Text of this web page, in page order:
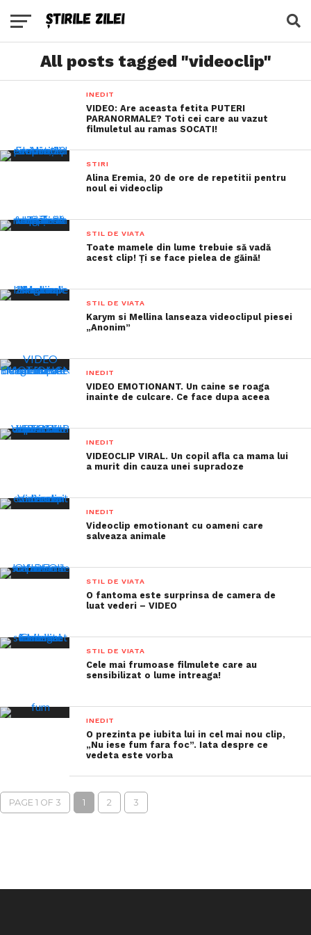
All posts tagged "videoclip"
INEDIT
VIDEO: Are aceasta fetita PUTERI
PARANORMALE? Toti cei care au vazut
filmuletul au ramas SOCATI!
STIRI
Alina Eremia, 20 de ore de repetitii pentru
noul ei videoclip
STIL DE VIATA
Toate mamele din lume trebuie să vadă
acest clip! Ți se face pielea de găină!
STIL DE VIATA
Karym si Mellina lanseaza videoclipul piesei
„Anonim”
INEDIT
VIDEO EMOTIONANT. Un caine se roaga
inainte de culcare. Ce face dupa aceea
INEDIT
VIDEOCLIP VIRAL. Un copil afla ca mama lui
a murit din cauza unei supradoze
INEDIT
Videoclip emotionant cu oameni care
salveaza animale
STIL DE VIATA
O fantoma este surprinsa de camera de
luat vederi – VIDEO
STIL DE VIATA
Cele mai frumoase filmulete care au
sensibilizat o lume intreaga!
INEDIT
O prezinta pe iubita lui in cel mai nou clip,
„Nu iese fum fara foc”. Iata despre ce
vedeta este vorba
PAGE 1 OF 3 1 2 3